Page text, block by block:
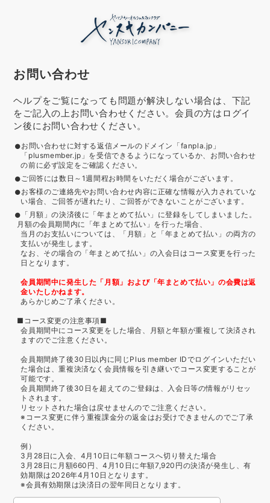
お問い合わせ
ヘルプをご覧になっても問題が解決しない場合は、下記
をご記入の上お問い合わせください。会員の方はログイ
ン後にお問い合わせください。
お問い合わせに対する返信メールのドメイン「fanpla.jp」
「plusmember.jp」を受信できるようになっているか、お問い合わせ
の前に必ず設定をご確認ください。
ご回答には数日～1週間程お時間をいただく場合がございます。
お客様のご連絡先やお問い合わせ内容に正確な情報が入力されていな
い場合、ご回答が遅れたり、ご回答ができないことがございます。
「月額」の決済後に「年まとめて払い」に登録をしてしまいました。
月額の会員期間内に「年まとめて払い」を行った場合、
当月のお支払いについては、「月額」と「年まとめて払い」の両方の
支払いが発生します。
なお、その場合の「年まとめて払い」の入会日はコース変更を行った
日となります。
会員期間中に発生した「月額」および「年まとめて払い」の会費は返
金いたしかねます。
あらかじめご了承ください。
■コース変更の注意事項■
会員期間中にコース変更をした場合、月額と年額が重複して決済され
ますのでご注意ください。
会員期間終了後30日以内に同じPlus member IDでログインいただい
た場合は、重複決済なく会員情報を引き継いでコース変更することが
可能です。
会員期間終了後30日を超えてのご登録は、入会日等の情報がリセッ
トされます。
リセットされた場合は戻せませんのでご注意ください。
※コース変更に伴う重複課金分の返金はお受けできませんのでご了承
ください。
例）
3月28日に入会、4月10日に年額コースへ切り替えた場合
3月28日に月額660円、4月10日に年額7,920円の決済が発生し、有
効期限は2026年4月10日となります。
※会員有効期限は決済日の翌年同日となります。